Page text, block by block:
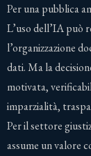
Per una pubblica
L’uso dell’IA può
l’organizzazione
dati. Ma la
motivata,
imparzialità,
Per il settore
assume un valore